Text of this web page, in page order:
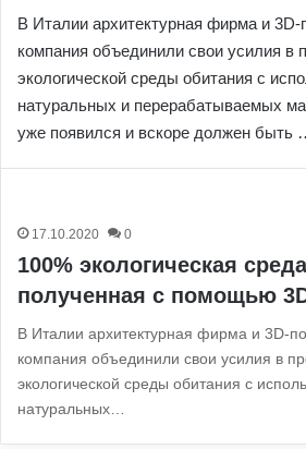
В Италии архитектурная фирма и 3D-
компания объединили свои усилия в
экологической среды обитания с
натуральных и перерабатываемых
уже появился и вскоре должен быть
17.10.2020 0
100% экологическая
полученная с помощью
В Италии архитектурная фирма и 3D-
компания объединили свои усилия в
экологической среды обитания с
натуральных…